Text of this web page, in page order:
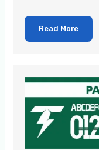
Read More